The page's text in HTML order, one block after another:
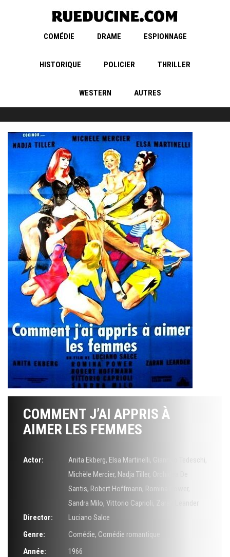
COMÉDIE DRAME ESPIONNAGE
HISTORIQUE POLICIER THRILLER
WESTERN AUTRES
COMMENT J’AI APPRIS À
AIMER LES FEMMES
Actor: Anita Ekberg, Elsa Martinelli, Gianrico Tedeschi,
Michèle Mercier, Nadja Tiller,
Santis, Robert Hoffmann, Romina Power
Sandra Milo, Vittorio Caprioli
Zarah Leander
Director:
Luciano Salce
Genre:
Comédie, Comédie romantique
Année:
1966